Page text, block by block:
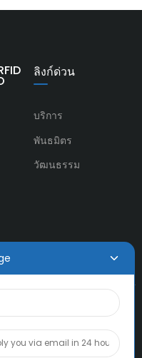
ลิงก์ด่วน
บริการ
พันธมิตร
วัฒนธรรม